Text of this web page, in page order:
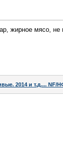
жирное мясо,
2014 и т.д.... NF/